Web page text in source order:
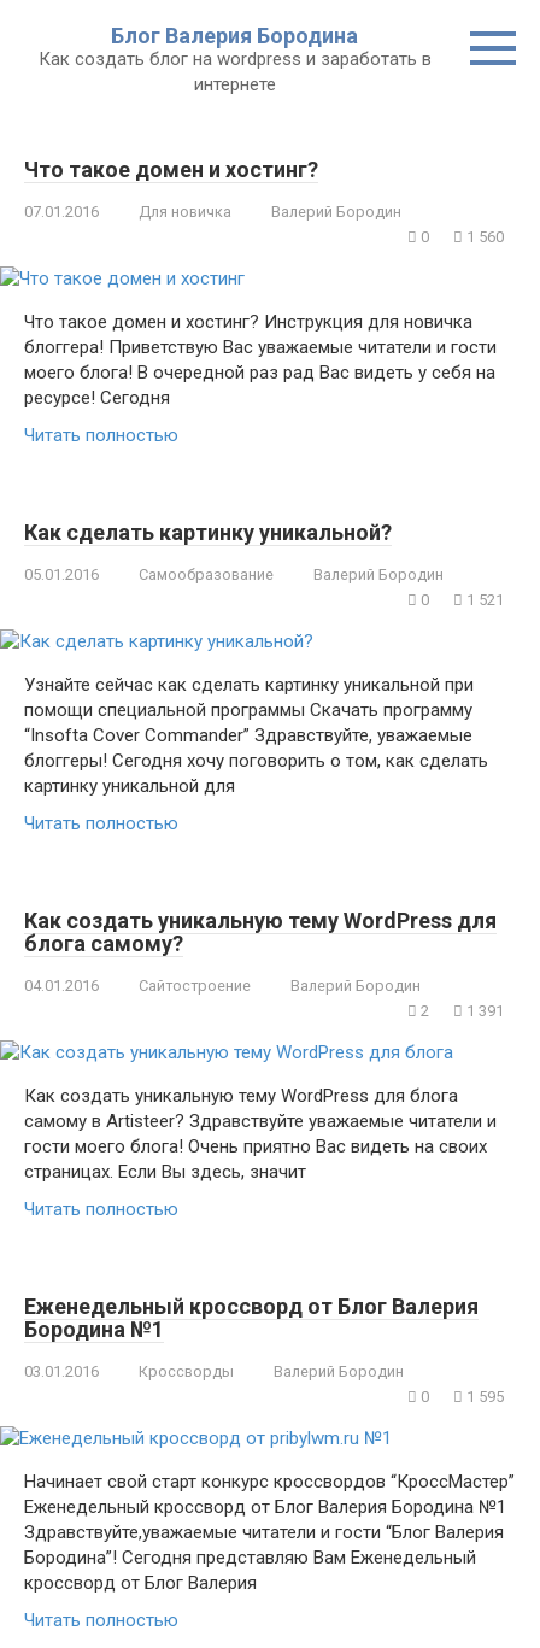
контенту
Блог Валерия Бородина
Как создать блог на wordpress и заработать в
интернете
Что такое домен и хостинг?
07.01.2016 Для новичка
Валерий Бородин
0
1 560
Что такое домен и хостинг? Инструкция для новичка
блоггера! Приветствую Вас уважаемые читатели и гости
моего блога! В очередной раз рад Вас видеть у себя на
ресурсе! Сегодня
Читать полностью
Как сделать картинку уникальной?
05.01.2016 Самообразование
Валерий Бородин
0
1 521
Узнайте сейчас как сделать картинку уникальной при
помощи специальной программы Скачать программу
“Insofta Cover Commander” Здравствуйте, уважаемые
блоггеры! Сегодня хочу поговорить о том, как сделать
картинку уникальной для
Читать полностью
Как создать уникальную тему WordPress для
блога самому?
04.01.2016 Сайтостроение
Валерий Бородин
2
1 391
Как создать уникальную тему WordPress для блога
самому в Artisteer? Здравствуйте уважаемые читатели и
гости моего блога! Очень приятно Вас видеть на своих
страницах. Если Вы здесь, значит
Читать полностью
Еженедельный кроссворд от Блог Валерия
Бородина №1
03.01.2016 Кроссворды
Валерий Бородин
0
1 595
Начинает свой старт конкурс кроссвордов “КроссМастер”
Еженедельный кроссворд от Блог Валерия Бородина №1
Здравствуйте,уважаемые читатели и гости “Блог Валерия
Бородина”! Сегодня представляю Вам Еженедельный
кроссворд от Блог Валерия
Читать полностью